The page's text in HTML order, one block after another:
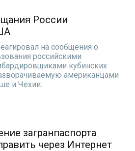
России
на сообщения о
российскими
кубинских
американцами
и Чехии.
загранпаспорта
через Интернет